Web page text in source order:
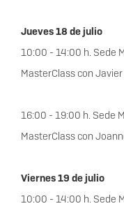
Jueves 18 de julio
10:00 - 14:00 h. Sede
MasterClass con Javier
16:00 - 19:00 h. Sede
MasterClass con
Viernes 19 de julio
10:00 - 14:00 h. Sede